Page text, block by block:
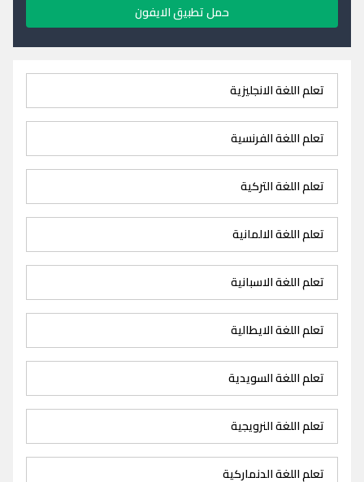
حمل تطبيق الايفون
تعلم اللغة الانجليزية
تعلم اللغة الفرنسية
تعلم اللغة التركية
تعلم اللغة الالمانية
تعلم اللغة الاسبانية
تعلم اللغة الايطالية
تعلم اللغة السويدية
تعلم اللغة النرويجية
تعلم اللغة الدنماركية